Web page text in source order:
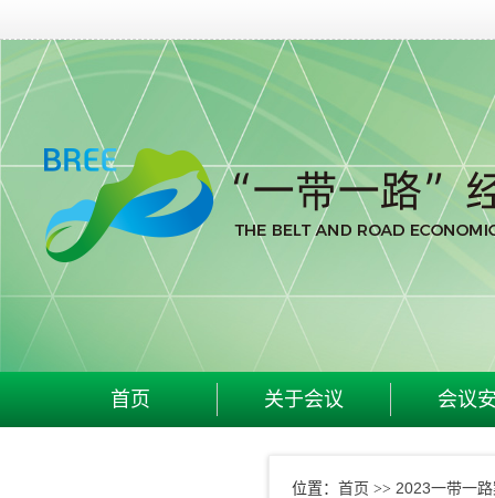
首页 关于会议 会议
位置： 首页 >> 2023一带一